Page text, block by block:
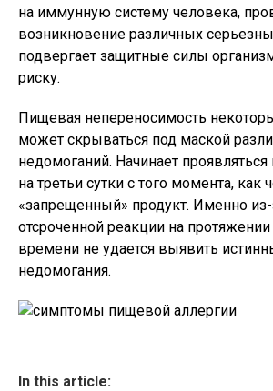
на иммунную систему человека,
возникновение различных
подвергает защитные силы
риску.
Пищевая непереносимость
может скрываться под маской
недомоганий. Начинает
на третьи сутки с того момента, как
«запрещенный» продукт. Именно из-
отсроченной реакции на
времени не удается выявить
недомогания.
In this article: